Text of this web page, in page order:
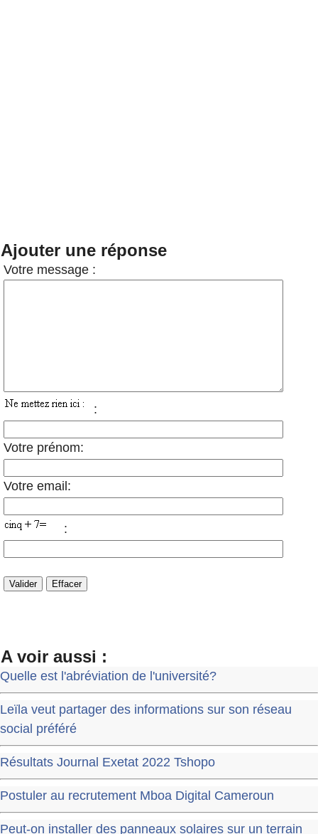
Ajouter une réponse
Votre message :
:
Votre prénom:
Votre email:
:
A voir aussi :
Quelle est l'abréviation de l'université?
Leïla veut partager des informations sur son réseau
social préféré
Résultats Journal Exetat 2022 Tshopo
Postuler au recrutement Mboa Digital Cameroun
Peut-on installer des panneaux solaires sur un terrain